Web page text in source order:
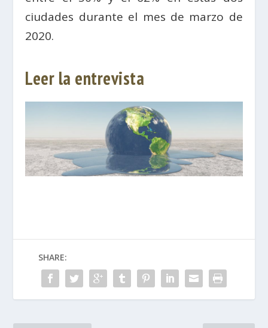
ciudades durante el mes de marzo de
2020.
Leer la entrevista
SHARE: